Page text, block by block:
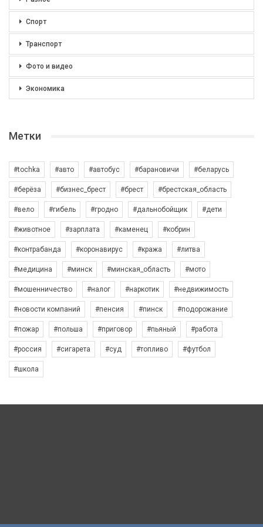
Спорт
Транспорт
Фото и видео
Экономика
Метки
#tochka #авто #автобус #барановичи #беларусь
#берёза #бизнес_брест #брест #брестская_область
#вело #гибель #гродно #дальнобойщик #дети
#животное #зарплата #каменец #кобрин
#контрабанда #коронавирус #кража #литва
#медицина #минск #минская_область #мото
#мошенничество #налог #наркотик #недвижимость
#новости компаний #пенсия #пинск #подорожание
#пожар #польша #приговор #пьяный #работа
#россия #сигарета #суд #топливо #футбол
#школа